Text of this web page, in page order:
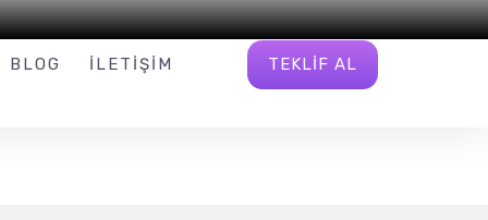
INFO@W16.COM.TR BIZI TAKIP EDIN
BLOG İLETIŞIM TEKLIF AL